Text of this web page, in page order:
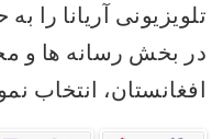
تلویزیونی آریانا را
افغانستان، انتخاب